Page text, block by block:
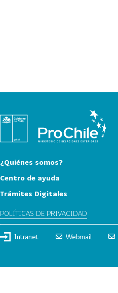
¿Quiénes somos?
Centro de ayuda
Trámites Digitales
POLÍTICAS DE PRIVACIDAD
Intranet Webmail